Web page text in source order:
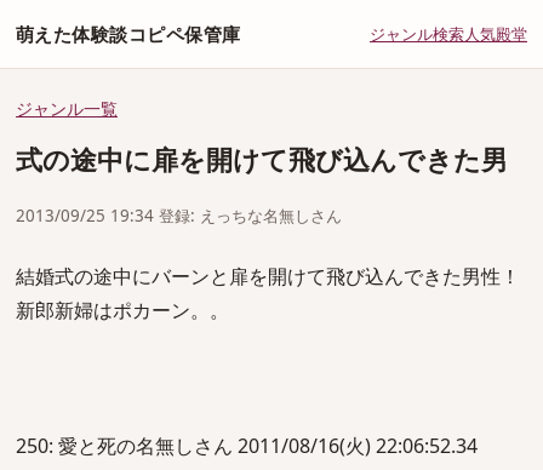
萌えた体験談コピペ保管庫 ジャンル検索人気殿堂
ジャンル一覧
式の途中に扉を開けて飛び込んできた男
2013/09/25 19:34 登録: えっちな名無しさん
結婚式の途中にバーンと扉を開けて飛び込んできた男性！
新郎新婦はポカーン。。
250: 愛と死の名無しさん 2011/08/16(火) 22:06:52.34